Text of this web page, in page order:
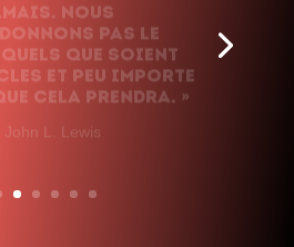
pas le
quels que soient
et peu importe
cela prendra. »